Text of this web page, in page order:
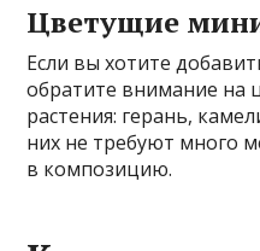
Цветущие
Если вы хотите
обратите внимание на
растения: герань,
них не требуют много
в композицию.